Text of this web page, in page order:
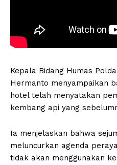
Kepala Bidang Humas
Hermanto menyampaikan
hotel telah menyatakan
kembang api yang
Ia menjelaskan bahwa
meluncurkan agenda
tidak akan menggunakan